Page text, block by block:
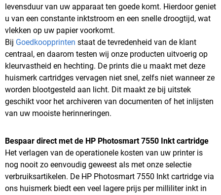
levensduur van uw apparaat ten goede komt. Hierdoor geniet
u van een constante inktstroom en een snelle droogtijd, wat
vlekken op uw papier voorkomt.
Bij Goedkoopprinten staat de tevredenheid van de klant
centraal, en daarom testen wij onze producten uitvoerig op
kleurvastheid en hechting. De prints die u maakt met deze
huismerk cartridges vervagen niet snel, zelfs niet wanneer ze
worden blootgesteld aan licht. Dit maakt ze bij uitstek
geschikt voor het archiveren van documenten of het inlijsten
van uw mooiste herinneringen.
Bespaar direct met de HP Photosmart 7550 Inkt cartridge
Het verlagen van de operationele kosten van uw printer is
nog nooit zo eenvoudig geweest als met onze selectie
verbruiksartikelen. De HP Photosmart 7550 Inkt cartridge via
ons huismerk biedt een veel lagere prijs per milliliter inkt in